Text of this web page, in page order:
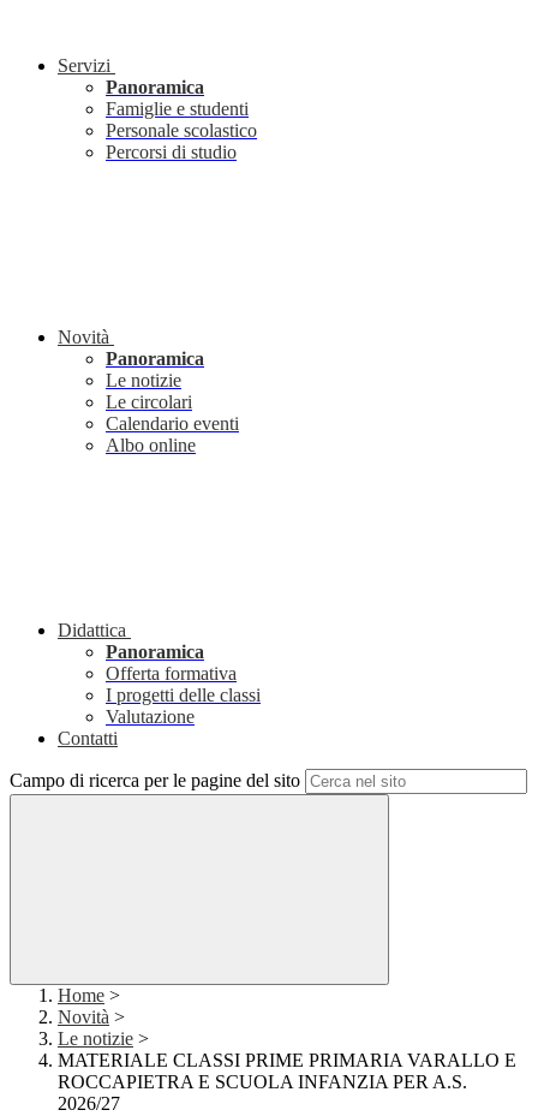
Servizi
Panoramica
Famiglie e studenti
Personale scolastico
Percorsi di studio
Novità
Panoramica
Le notizie
Le circolari
Calendario eventi
Albo online
Didattica
Panoramica
Offerta formativa
I progetti delle classi
Valutazione
Contatti
Campo di ricerca per le pagine del sito
Home >
Novità >
Le notizie >
MATERIALE CLASSI PRIME PRIMARIA VARALLO E
ROCCAPIETRA E SCUOLA INFANZIA PER A.S.
2026/27